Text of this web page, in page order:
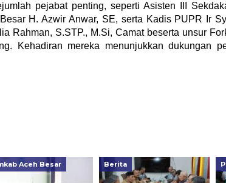
pejabat penting, seperti Asisten III
H. Azwir Anwar, SE, serta Kadis PUPR Ir
Rahman, S.STP., M.Si, Camat beserta unsur
Kehadiran mereka menunjukkan dukungan
Aceh Besar Berita